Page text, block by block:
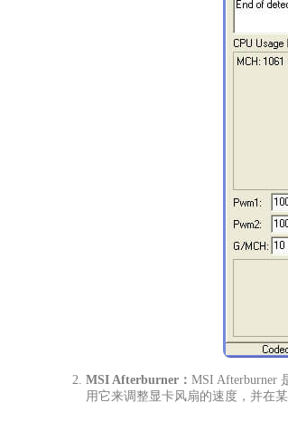
MSI Afterburner： MSI Afterburner
用它来调整显卡风扇的速度，并在